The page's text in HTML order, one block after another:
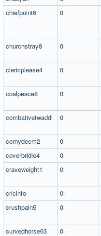
chiefpoint6
0
churchstray8
0
clericplease4
0
coalpeace8
0
combativetwaddl
0
cornydeem2
0
coverbridle4
0
craveweight1
0
cricinfo
0
crushpain5
0
curvedhorse63
0